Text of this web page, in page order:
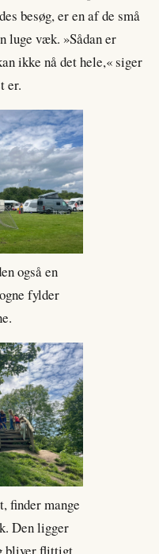
besøg, er en af de små
luge væk. »Sådan er
ikke nå det hele,« siger
er.
også en
fylder
finder mange
Den ligger
bliver flittigt